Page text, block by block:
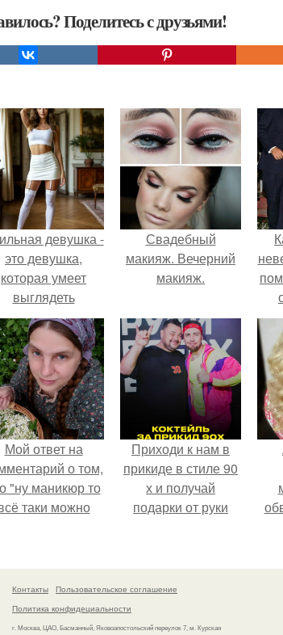
Поделитесь с друзьями!
девушка -
это девушка,
которая умеет
выглядеть
и
в любои
ситуации.
Свадебный
макияж. Вечерний
макияж.
Мой ответ на
о том,
"ну маникюр то
таки можно
Приходи к нам в
прикиде в стиле 90
х и получай
подарки от руки
Контакты
Пользовательское соглашение
Политика конфидециальности
г. Москва, ЦАО, Басманный, Яковоапостольский переулок 7, м. Курская